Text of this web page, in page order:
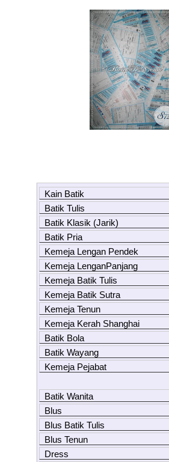
Kain Batik
Batik Tulis
Batik Klasik (Jarik)
Batik Pria
Kemeja Lengan Pendek
Kemeja LenganPanjang
Kemeja Batik Tulis
Kemeja Batik Sutra
Kemeja Tenun
Kemeja Kerah Shanghai
Batik Bola
Batik Wayang
Kemeja Pejabat
Batik Wanita
Blus
Blus Batik Tulis
Blus Tenun
Dress